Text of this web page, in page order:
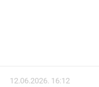
12.06.2026. 16:12